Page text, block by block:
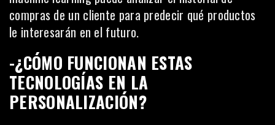
compras de un cliente para predecir qué productos
le interesarán en el futuro.
-¿CÓMO FUNCIONAN ESTAS
TECNOLOGÍAS EN LA
PERSONALIZACIÓN?